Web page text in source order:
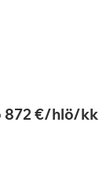
872 €/hlö/kk